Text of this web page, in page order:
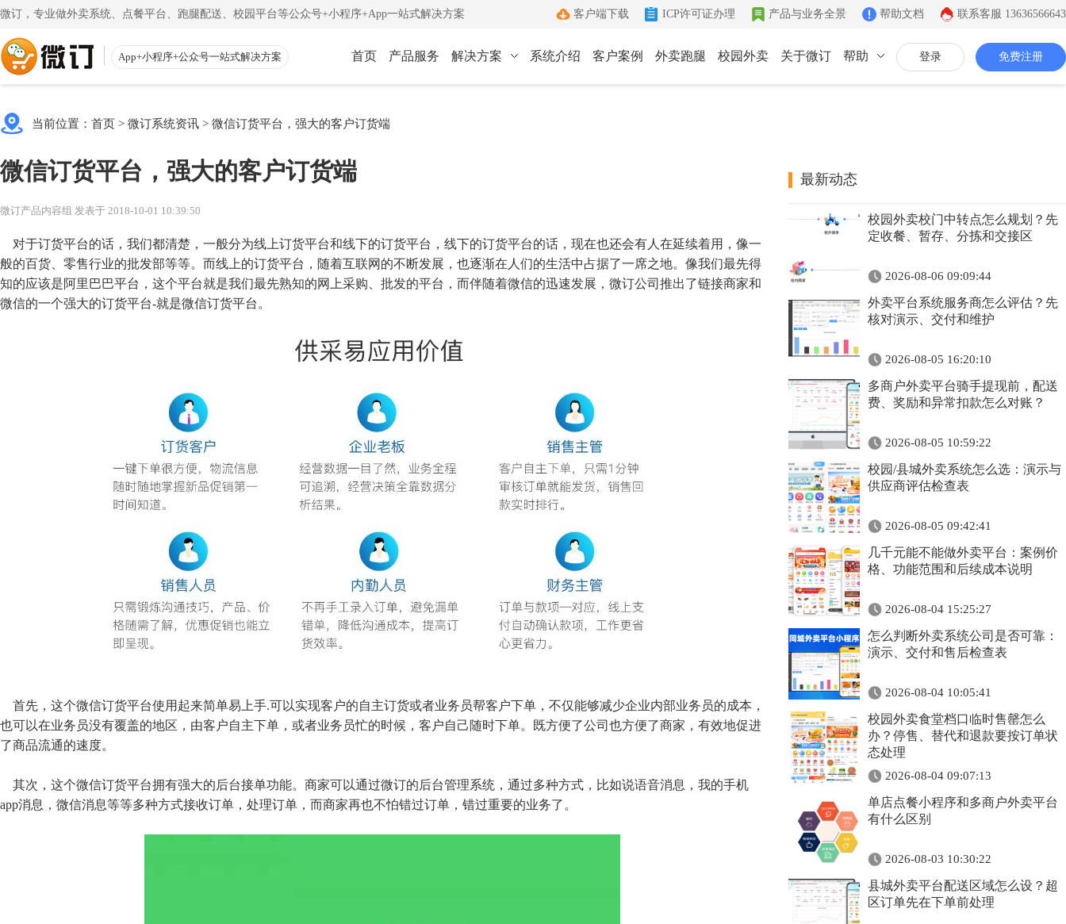
微订，专业做外卖系统、点餐平台、跑腿配送、校园平台等公众号+小程序+App一站式解决方案 联系客服 13636566643
帮助文档
产品与业务全景
ICP许可证办理
客户端下载
App+小程序+公众号一站式解决方案 登录 免费注册
首页 产品服务 解决方案
渠道 公众号 小程序
同城生活信息发布 连接你的客户和粉丝
系统介绍 客户案例 外卖跑腿 校园外卖 关于微订 帮助
使用教程
注册小程序和公众号帐号
初级教程
视频教程
一步一步视频讲解
App下载
手机端的管理客户端
云收银
店铺收银管家
粉丝交流沟通工具
办理流程
标准化六步流程
致力于移动互联网开发
有影响力的互联网企业
公司资质
证件齐全，安全放心
联系我们
7*12小时在线咨询
当前位置： 首页 > 微订系统资讯 > 微信订货平台，强大的客户订货端
微信订货平台，强大的客户订货端
微订产品内容组 发表于 2018-10-01 10:39:50
对于订货平台的话，我们都清楚，一般分为线上订货平台和线下的订货平台，线下的订货平台的话，现在也还会有人在延续着用，像一
般的百货、零售行业的批发部等等。而线上的订货平台，随着互联网的不断发展，也逐渐在人们的生活中占据了一席之地。像我们最先得
知的应该是阿里巴巴平台，这个平台就是我们最先熟知的网上采购、批发的平台，而伴随着微信的迅速发展，微订公司推出了链接商家和
微信的一个强大的订货平台-就是微信订货平台。
首先，这个微信订货平台使用起来简单易上手.可以实现客户的自主订货或者业务员帮客户下单，不仅能够减少企业内部业务员的成本，
也可以在业务员没有覆盖的地区，由客户自主下单，或者业务员忙的时候，客户自己随时下单。既方便了公司也方便了商家，有效地促进
了商品流通的速度。
其次，这个微信订货平台拥有强大的后台接单功能。商家可以通过微订的后台管理系统，通过多种方式，比如说语音消息，我的手机
app消息，微信消息等等多种方式接收订单，处理订单，而商家再也不怕错过订单，错过重要的业务了。
最新动态
校园外卖校门中转点怎么规划？先
定收餐、暂存、分拣和交接区
2026-08-06 09:09:44
外卖平台系统服务商怎么评估？先
核对演示、交付和维护
2026-08-05 16:20:10
多商户外卖平台骑手提现前，配送
费、奖励和异常扣款怎么对账？
2026-08-05 10:59:22
校园/县城外卖系统怎么选：演示与
供应商评估检查表
2026-08-05 09:42:41
几千元能不能做外卖平台：案例价
格、功能范围和后续成本说明
2026-08-04 15:25:27
怎么判断外卖系统公司是否可靠：
演示、交付和售后检查表
2026-08-04 10:05:41
校园外卖食堂档口临时售罄怎么
办？停售、替代和退款要按订单状
态处理
2026-08-04 09:07:13
单店点餐小程序和多商户外卖平台
有什么区别
2026-08-03 10:30:22
县城外卖平台配送区域怎么设？超
区订单先在下单前处理